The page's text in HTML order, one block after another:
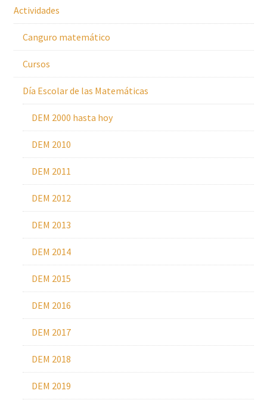
Actividades
Canguro matemático
Cursos
Día Escolar de las Matemáticas
DEM 2000 hasta hoy
DEM 2010
DEM 2011
DEM 2012
DEM 2013
DEM 2014
DEM 2015
DEM 2016
DEM 2017
DEM 2018
DEM 2019